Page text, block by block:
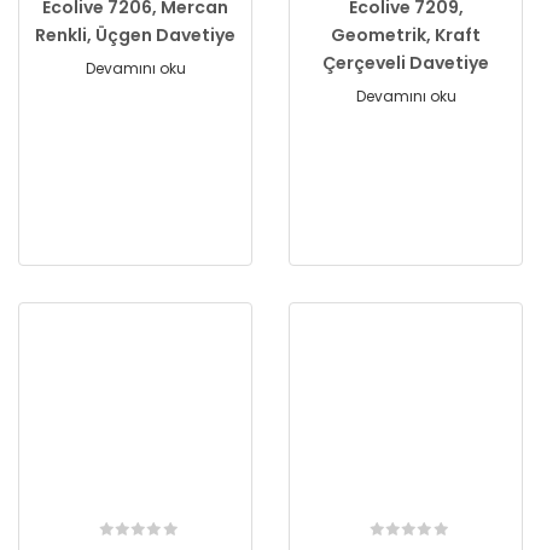
Ecolive 7206, Mercan
Renkli, Üçgen Davetiye
Devamını oku
Ecolive 7209,
Geometrik, Kraft
Çerçeveli Davetiye
Devamını oku